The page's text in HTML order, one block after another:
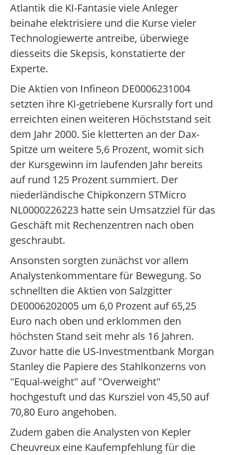
Atlantik die KI-Fantasie viele Anleger
beinahe elektrisiere und die Kurse vieler
Technologiewerte antreibe, überwiege
diesseits die Skepsis, konstatierte der
Experte.
Die Aktien von Infineon DE0006231004
setzten ihre KI-getriebene Kursrally fort und
erreichten einen weiteren Höchststand seit
dem Jahr 2000. Sie kletterten an der Dax-
Spitze um weitere 5,6 Prozent, womit sich
der Kursgewinn im laufenden Jahr bereits
auf rund 125 Prozent summiert. Der
niederländische Chipkonzern STMicro
NL0000226223 hatte sein Umsatzziel für das
Geschäft mit Rechenzentren nach oben
geschraubt.
Ansonsten sorgten zunächst vor allem
Analystenkommentare für Bewegung. So
schnellten die Aktien von Salzgitter
DE0006202005 um 6,0 Prozent auf 65,25
Euro nach oben und erklommen den
höchsten Stand seit mehr als 16 Jahren.
Zuvor hatte die US-Investmentbank Morgan
Stanley die Papiere des Stahlkonzerns von
"Equal-weight" auf "Overweight"
hochgestuft und das Kursziel von 45,50 auf
70,80 Euro angehoben.
Zudem gaben die Analysten von Kepler
Cheuvreux eine Kaufempfehlung für die